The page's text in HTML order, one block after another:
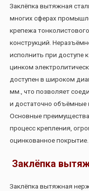
Заклёпка вытяжная
многих сферах
крепежа
конструкций.
исполнить при доступе
цинком
доступен в широком
мм., что позволяет
и достаточно объёмные
Основные
процесс крепления,
оцинкованное покрытие.
Заклёпка
Заклёпка вытяжная